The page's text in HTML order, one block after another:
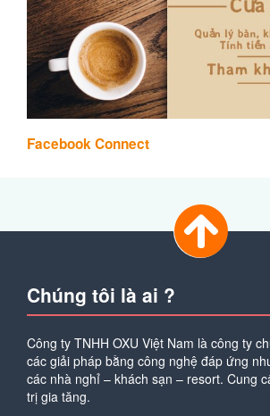
Facebook Connect
Chúng tôi là ai ?
Công ty TNHH OXU Việt Nam là công ty
các giải pháp bằng công nghệ đáp ứng
các nhà nghỉ – khách sạn – resort. Cung
trị gia tăng.